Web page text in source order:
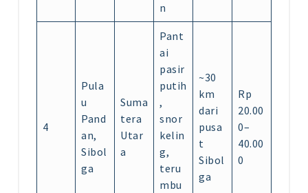
n
4
Pula
u
Pand
an,
Sibol
ga
Suma
tera
Utar
a
Pant
ai
pasir
putih
,
snor
kelin
g,
teru
mbu
~30
km
dari
pusa
t
Sibol
ga
Rp
20.00
0–
40.00
0